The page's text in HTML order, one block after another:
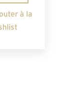
à la